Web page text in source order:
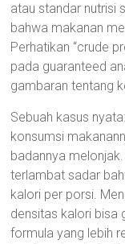
atau standar nutrisi
bahwa makanan
Perhatikan “crude
pada guaranteed
gambaran tentang
Sebuah kasus
konsumsi
badannya
terlambat sadar
kalori per porsi.
densitas kalori bisa
formula yang lebih